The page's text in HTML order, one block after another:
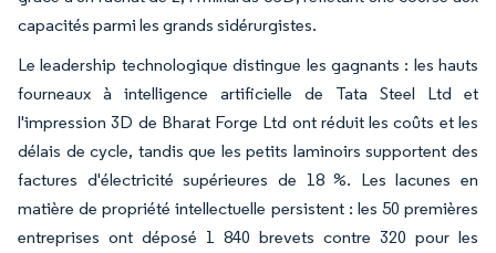
capacités parmi les grands sidérurgistes.
Le leadership technologique distingue les gagnants : les hauts
fourneaux à intelligence artificielle de Tata Steel Ltd et
l'impression 3D de Bharat Forge Ltd ont réduit les coûts et les
délais de cycle, tandis que les petits laminoirs supportent des
factures d'électricité supérieures de 18 %. Les lacunes en
matière de propriété intellectuelle persistent : les 50 premières
entreprises ont déposé 1 840 brevets contre 320 pour les